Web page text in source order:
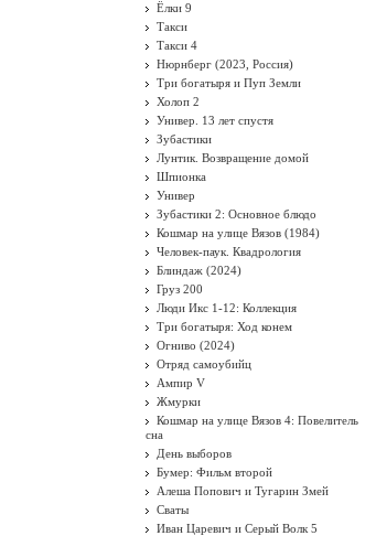
Ёлки 9
Такси
Такси 4
Нюрнберг (2023, Россия)
Три богатыря и Пуп Земли
Холоп 2
Универ. 13 лет спустя
Зубастики
Лунтик. Возвращение домой
Шпионка
Универ
Зубастики 2: Основное блюдо
Кошмар на улице Вязов (1984)
Человек-паук. Квадрология
Блиндаж (2024)
Груз 200
Люди Икс 1-12: Коллекция
Три богатыря: Ход конем
Огниво (2024)
Отряд самоубийц
Ампир V
Жмурки
Кошмар на улице Вязов 4: Повелитель
сна
День выборов
Бумер: Фильм второй
Алеша Попович и Тугарин Змей
Сваты
Иван Царевич и Серый Волк 5